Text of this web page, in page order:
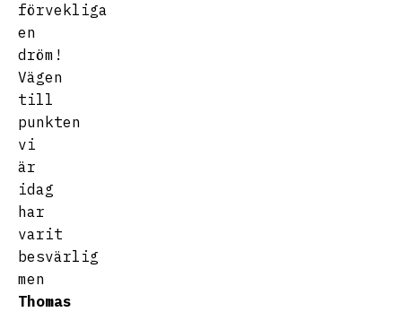
förvekliga
en
dröm!
Vägen
till
punkten
vi
är
idag
har
varit
besvärlig
men
Thomas